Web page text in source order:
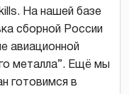
На нашей базе
сборной России
авиационной
металла”. Ещё мы
готовимся в